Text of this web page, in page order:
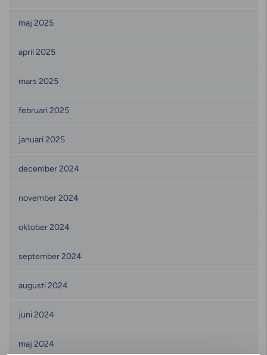
maj 2025
april 2025
mars 2025
februari 2025
januari 2025
december 2024
november 2024
oktober 2024
september 2024
augusti 2024
juni 2024
maj 2024